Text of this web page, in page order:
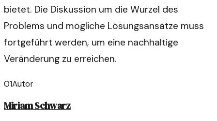
bietet. Die Diskussion um die Wurzel des
Problems und mögliche Lösungsansätze muss
fortgeführt werden, um eine nachhaltige
Veränderung zu erreichen.
01Autor
Miriam Schwarz